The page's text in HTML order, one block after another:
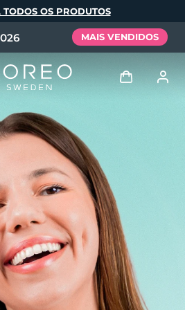
TODOS OS PRODUTOS
MAIS VENDIDOS
Perfil de usuário
Meus aparelhos
Meus pedidos
Meus endereços
As minhas subscrições
Tech Elixir
Set
Español
Português
Русский
中文 繁體中文